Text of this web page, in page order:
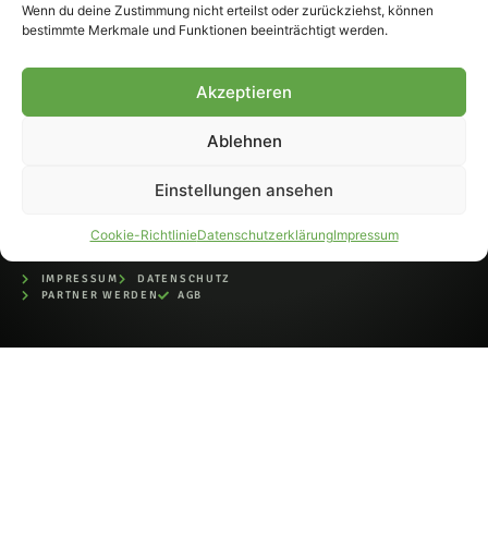
Wenn du deine Zustimmung nicht erteilst oder zurückziehst, können
bestimmte Merkmale und Funktionen beeinträchtigt werden.
Akzeptieren
Ablehnen
Einstellungen ansehen
Cookie-RichtlinieDatenschutzerklärungImpressum
Fohlen-Hautnah.de ist ein
offiziell eingetragenes Magazin
IMPRESSUM
DATENSCHUTZ
PARTNER WERDEN
AGB